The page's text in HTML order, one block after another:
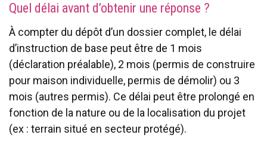
Quel délai avant d’obtenir une réponse ?
À compter du dépôt d’un dossier complet, le délai
d’instruction de base peut être de 1 mois
(déclaration préalable), 2 mois (permis de construire
pour maison individuelle, permis de démolir) ou 3
mois (autres permis). Ce délai peut être prolongé en
fonction de la nature ou de la localisation du projet
(ex : terrain situé en secteur protégé).